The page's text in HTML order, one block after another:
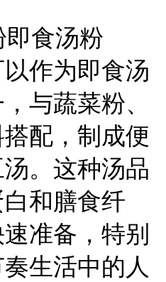
即食汤粉
作为即食汤
与蔬菜粉、
配，制成便
。这种汤品
和膳食纤
准备，特别
生活中的人